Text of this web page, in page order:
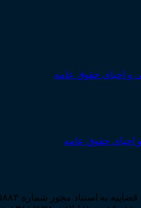
و احیای حقوق عامه